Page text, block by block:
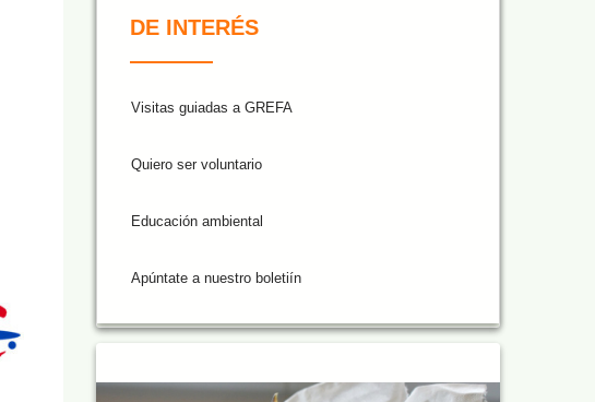
DE INTERÉS
Visitas guiadas a GREFA
Quiero ser voluntario
Educación ambiental
Apúntate a nuestro boletiín